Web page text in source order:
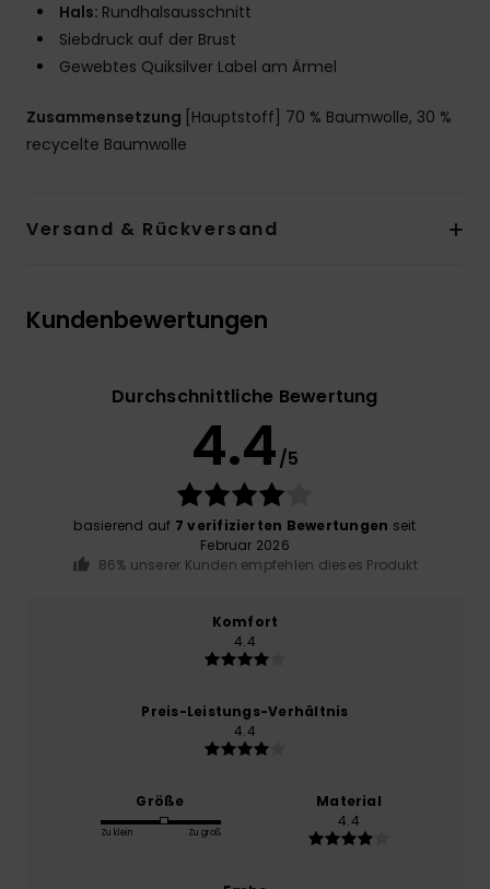
Hals: Rundhalsausschnitt
Siebdruck auf der Brust
Gewebtes Quiksilver Label am Ärmel
Zusammensetzung [Hauptstoff] 70 % Baumwolle, 30 %
recycelte Baumwolle
Versand & Rückversand
Kundenbewertungen
Durchschnittliche Bewertung
4.4/5
basierend auf 7 verifizierten Bewertungen seit
Februar 2026
86% unserer Kunden empfehlen dieses Produkt
Komfort
4.4
Preis-Leistungs-Verhältnis
4.4
Größe
Zu klein Zu groß
Material
4.4